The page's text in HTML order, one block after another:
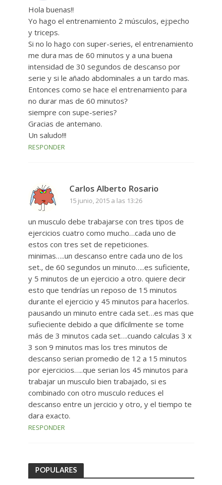
Hola buenas!!
Yo hago el entrenamiento 2 músculos, ej:pecho
y triceps.
Si no lo hago con super-series, el entrenamiento
me dura mas de 60 minutos y a una buena
intensidad de 30 segundos de descanso por
serie y si le añado abdominales a un tardo mas.
Entonces como se hace el entrenamiento para
no durar mas de 60 minutos?
siempre con supe-series?
Gracias de antemano.
Un saludo!!!
RESPONDER
Carlos Alberto Rosario
15 junio, 2015 a las 13:26
un musculo debe trabajarse con tres tipos de
ejercicios cuatro como mucho…cada uno de
estos con tres set de repeticiones.
minimas…..un descanso entre cada uno de los
set., de 60 segundos un minuto…..es suficiente,
y 5 minutos de un ejercicio a otro. quiere decir
esto que tendrías un reposo de 15 minutos
durante el ejercicio y 45 minutos para hacerlos.
pausando un minuto entre cada set…es mas que
sufieciente debido a que difícilmente se tome
más de 3 minutos cada set….cuando calculas 3 x
3 son 9 minutos mas los tres minutos de
descanso serian promedio de 12 a 15 minutos
por ejercicios…..que serian los 45 minutos para
trabajar un musculo bien trabajado, si es
combinado con otro musculo reduces el
descanso entre un jercicio y otro, y el tiempo te
dara exacto.
RESPONDER
POPULARES